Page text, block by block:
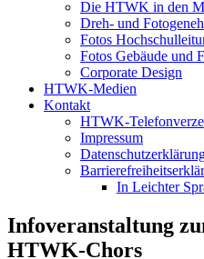
Die HTWK in den
Dreh- und
Fotos
Fotos Gebäude und
Corporate Design
HTWK-Medien
Kontakt
HTWK-
Impressum
In Leichter
Infoveranstaltung
HTWK-Chors